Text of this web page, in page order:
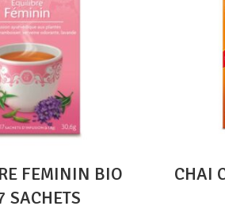
FEMININ BIO
SACHETS
CHAI